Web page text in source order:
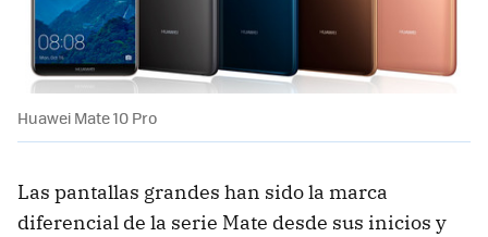
Huawei Mate 10 Pro
Las pantallas grandes han sido la marca
diferencial de la serie Mate desde sus inicios y